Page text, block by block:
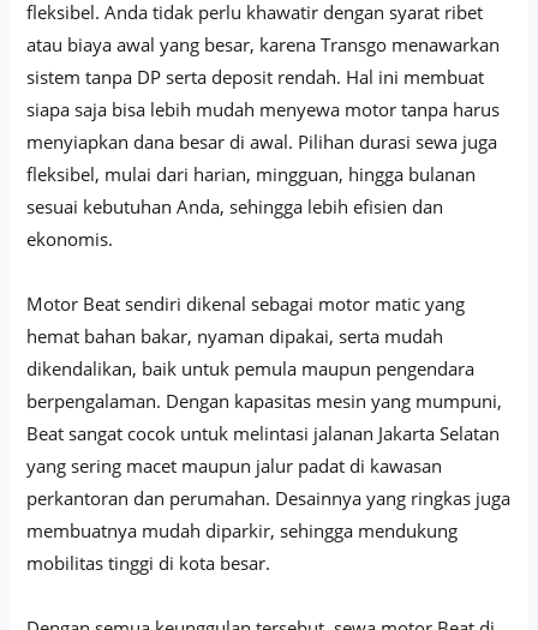
fleksibel. Anda tidak perlu khawatir dengan syarat ribet
atau biaya awal yang besar, karena Transgo menawarkan
sistem tanpa DP serta deposit rendah. Hal ini membuat
siapa saja bisa lebih mudah menyewa motor tanpa harus
menyiapkan dana besar di awal. Pilihan durasi sewa juga
fleksibel, mulai dari harian, mingguan, hingga bulanan
sesuai kebutuhan Anda, sehingga lebih efisien dan
ekonomis.
Motor Beat sendiri dikenal sebagai motor matic yang
hemat bahan bakar, nyaman dipakai, serta mudah
dikendalikan, baik untuk pemula maupun pengendara
berpengalaman. Dengan kapasitas mesin yang mumpuni,
Beat sangat cocok untuk melintasi jalanan Jakarta Selatan
yang sering macet maupun jalur padat di kawasan
perkantoran dan perumahan. Desainnya yang ringkas juga
membuatnya mudah diparkir, sehingga mendukung
mobilitas tinggi di kota besar.